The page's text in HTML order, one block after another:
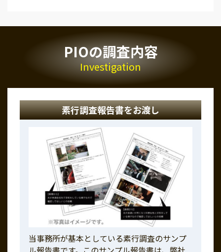
PIOの調査内容
Investigation
素行調査報告書をお渡し
当事務所が基本としている素行調査のサンプ